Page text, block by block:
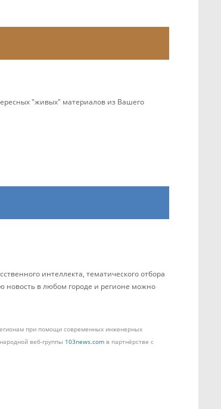
"живых" материалов из Вашего
интеллекта, тематического отбора
новость в любом городе и регионе можно
при помощи современных инженерных
веб-группы 103news.com в партнёрстве с